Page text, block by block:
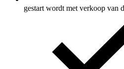
gestart wordt met verkoop van